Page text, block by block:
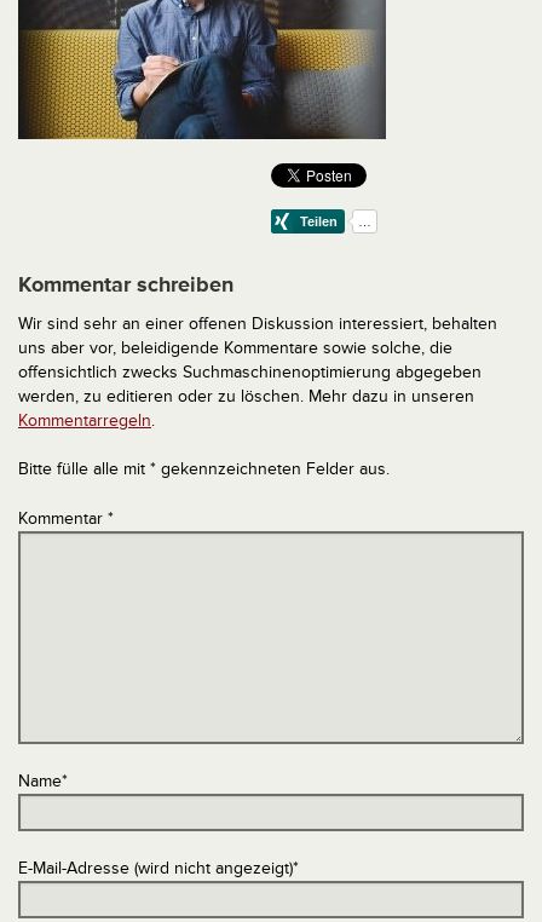
Kommentar schreiben
Wir sind sehr an einer offenen Diskussion interessiert, behalten
uns aber vor, beleidigende Kommentare sowie solche, die
offensichtlich zwecks Suchmaschinenoptimierung abgegeben
werden, zu editieren oder zu löschen. Mehr dazu in unseren
Kommentarregeln.
Bitte fülle alle mit * gekennzeichneten Felder aus.
Kommentar *
Name*
E-Mail-Adresse (wird nicht angezeigt)*